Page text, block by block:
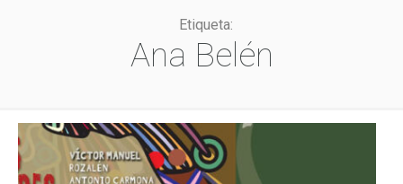
Etiqueta:
Ana Belén